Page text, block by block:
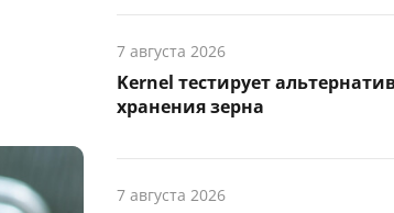
7 августа 2026
Kernel тестирует
хранения зерна
7 августа 2026